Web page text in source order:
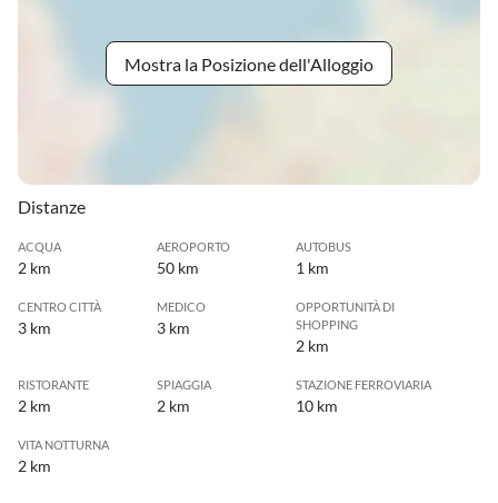
Mostra la Posizione dell'Alloggio
Distanze
ACQUA
2 km
AEROPORTO
50 km
AUTOBUS
1 km
CENTRO CITTÀ
3 km
MEDICO
3 km
OPPORTUNITÀ DI
SHOPPING
2 km
RISTORANTE
2 km
SPIAGGIA
2 km
STAZIONE FERROVIARIA
10 km
VITA NOTTURNA
2 km